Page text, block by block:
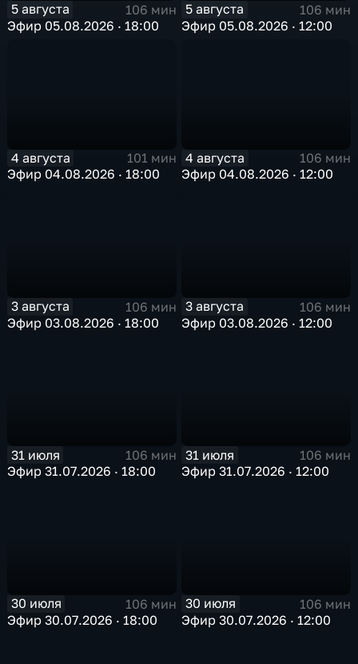
5 августа
106 мин
Эфир 05.08.2026 · 18:00
5 августа
106 мин
Эфир 05.08.2026 · 12:00
4 августа
101 мин
Эфир 04.08.2026 · 18:00
4 августа
106 мин
Эфир 04.08.2026 · 12:00
3 августа
106 мин
Эфир 03.08.2026 · 18:00
3 августа
106 мин
Эфир 03.08.2026 · 12:00
31 июля
106 мин
Эфир 31.07.2026 · 18:00
31 июля
106 мин
Эфир 31.07.2026 · 12:00
30 июля
106 мин
Эфир 30.07.2026 · 18:00
30 июля
106 мин
Эфир 30.07.2026 · 12:00